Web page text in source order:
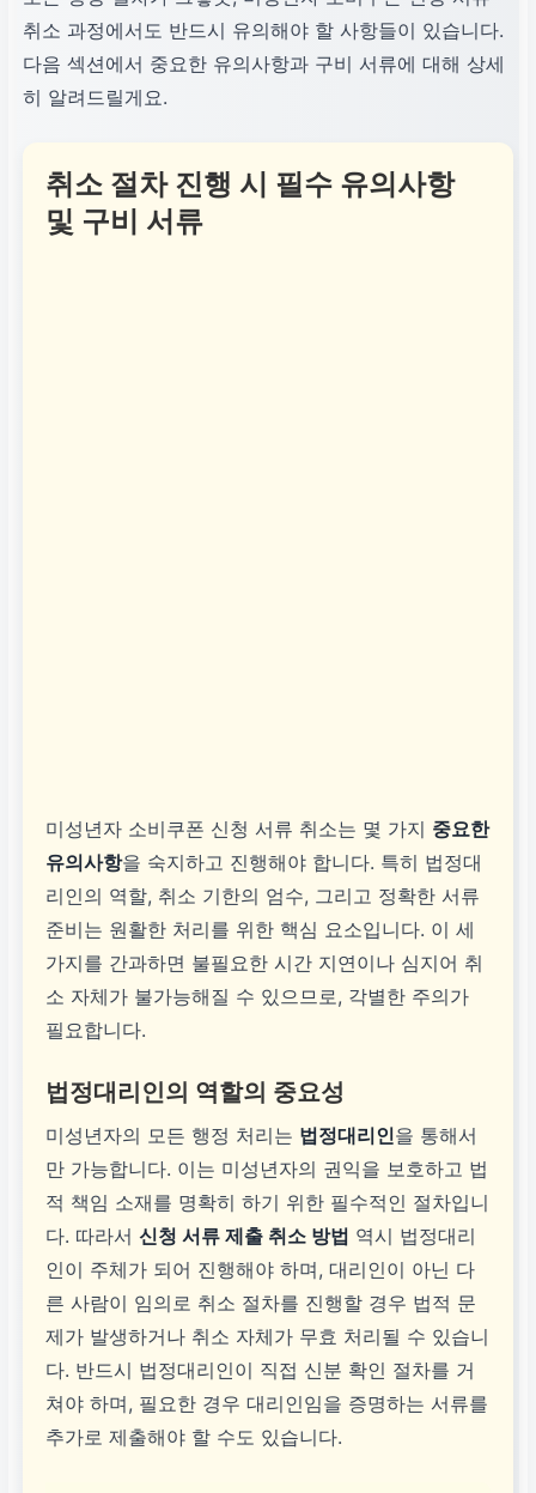
취소 과정에서도 반드시 유의해야 할 사항들이 있습니다.
다음 섹션에서 중요한 유의사항과 구비 서류에 대해 상세
히 알려드릴게요.
취소 절차 진행 시 필수 유의사항
및 구비 서류
미성년자 소비쿠폰 신청 서류 취소는 몇 가지 중요한
유의사항을 숙지하고 진행해야 합니다. 특히 법정대
리인의 역할, 취소 기한의 엄수, 그리고 정확한 서류
준비는 원활한 처리를 위한 핵심 요소입니다. 이 세
가지를 간과하면 불필요한 시간 지연이나 심지어 취
소 자체가 불가능해질 수 있으므로, 각별한 주의가
필요합니다.
법정대리인의 역할의 중요성
미성년자의 모든 행정 처리는 법정대리인을 통해서
만 가능합니다. 이는 미성년자의 권익을 보호하고 법
적 책임 소재를 명확히 하기 위한 필수적인 절차입니
다. 따라서신청 서류 제출 취소 방법 역시 법정대리
인이 주체가 되어 진행해야 하며, 대리인이 아닌 다
른 사람이 임의로 취소 절차를 진행할 경우 법적 문
제가 발생하거나 취소 자체가 무효 처리될 수 있습니
다. 반드시 법정대리인이 직접 신분 확인 절차를 거
쳐야 하며, 필요한 경우 대리인임을 증명하는 서류를
추가로 제출해야 할 수도 있습니다.